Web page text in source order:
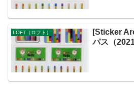
LOFT（ロフト）
[Sticker
パス（